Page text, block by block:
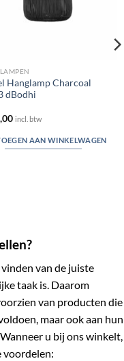
Hanglamp Charcoal
dBodhi
incl. btw
AAN WINKELWAGEN
van de juiste
taak is. Daarom
van producten die
maar ook aan hun
u bij ons winkelt,
voordelen: